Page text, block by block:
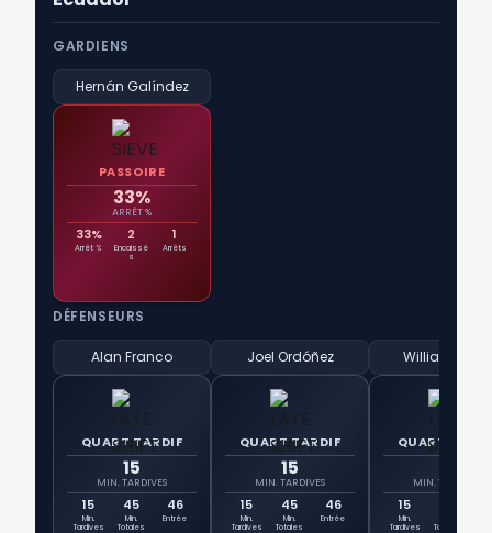
GARDIENS
Hernán Galíndez
PASSOIRE
33%
ARRÊT %
33%
Arrêt %
2
Encaissé
s
1
Arrêts
DÉFENSEURS
Alan Franco
QUART TARDIF
15
MIN. TARDIVES
15
Min.
Tardives
45
Min.
Totales
46
Entrée
Joel Ordóñez
QUART TARDIF
15
MIN. TARDIVES
15
Min.
Tardives
45
Min.
Totales
46
Entrée
Willian
QUART
MIN. TARDIVES
15
Min.
Tardives
Totales